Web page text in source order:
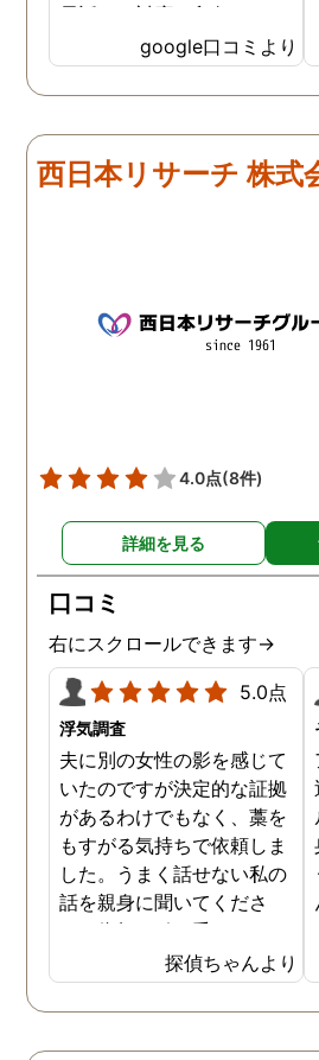
電話での対応、印象でこち
らに決めました。 最初から
私の話をしっかりと聞いて
くださり、穏やかで優しく
調査開始からとても細かく
報告をいただき、全信頼を
す。 金額は安いものではあ
りませんが、他社とさほど
いたのですが、心身ともに
遅くなりましたが、これか
らもスタッフみなさまお身
体に気をつけて、1人でも
多くの方の力になってくだ
さい！ 本当にありがとうご
ざいました。
google口コミより
西日本リサーチ 株式
4.0点(8件)
詳細を見る
口コミ
右にスクロールできます→
5.0点
浮気調査
夫に別の女性の影を感じて
いたのですが決定的な証拠
があるわけでもなく、藁を
もすがる気持ちで依頼しま
した。うまく話せない私の
話を親身に聞いてくださ
り、依頼を引き受けてくだ
さりました。依頼期間中、
定期的に報告をくださるの
で心強かったです。また証
探偵ちゃんより